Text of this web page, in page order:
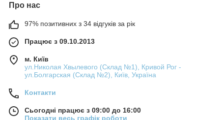
Про нас
97% позитивних з 34 відгуків за рік
Працює з 09.10.2013
м. Київ
ул.Николая Хвылевого (Склад №1), Кривой Рог -
ул.Болгарская (Склад №2), Київ, Україна
Контакти
Сьогодні працює з 09:00 до 16:00
Показати весь графік роботи